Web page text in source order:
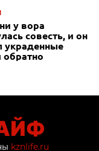
у вора
совесть, и он
украденные
обратно
kznlife.ru